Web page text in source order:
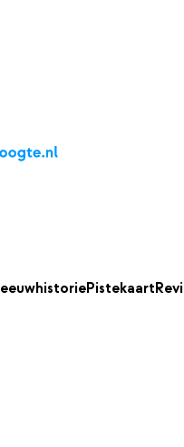
Kaarten
Pistekaart